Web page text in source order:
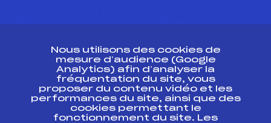
Ressources
Pass’Neige
Projet sportif fédéral
Nous utilisons des cookies de
mesure d’audience (Google
Analytics) afin d’analyser la
fréquentation du site, vous
proposer du contenu vidéo et les
performances du site, ainsi que des
cookies permettant le
fonctionnement du site. Les